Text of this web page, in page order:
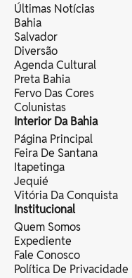
Últimas Notícias
Bahia
Salvador
Diversão
Agenda Cultural
Preta Bahia
Fervo Das Cores
Colunistas
Interior Da Bahia
Página Principal
Feira De Santana
Itapetinga
Jequié
Vitória Da Conquista
Institucional
Quem Somos
Expediente
Fale Conosco
Política De Privacidade